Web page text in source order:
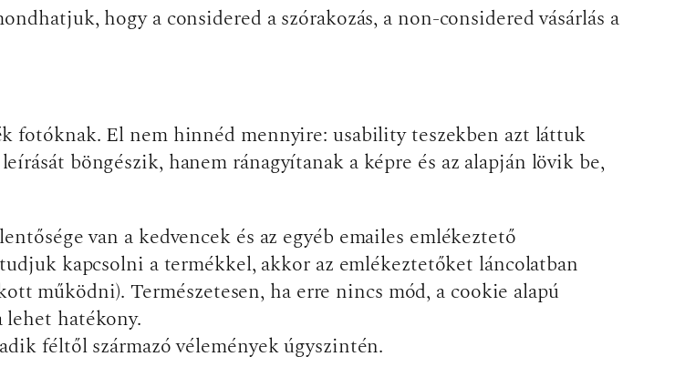
hogy a considered a szórakozás, a non-considered vásárlás a
fotóknak. El nem hinnéd mennyire: usability teszekben azt láttuk
böngészik, hanem ránagyítanak a képre és az alapján lövik be,
van a kedvencek és az egyéb emailes emlékeztető
kapcsolni a termékkel, akkor az emlékeztetőket láncolatban
működni). Természetesen, ha erre nincs mód, a cookie alapú
lehet hatékony.
féltől származó vélemények úgyszintén.